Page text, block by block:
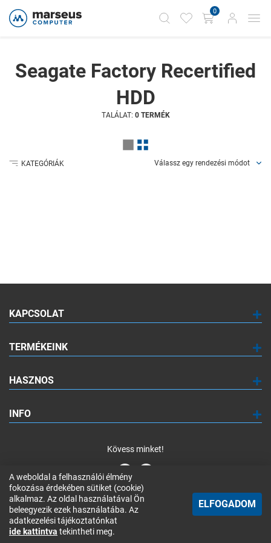
0
Seagate Factory Recertified
HDD
TALÁLAT: 0 TERMÉK
KATEGÓRIÁK Válassz egy rendezési módot
SZŰRŐK
KAPCSOLAT
TERMÉKEINK
HASZNOS
INFO
Kövess minket!
© 2024 Marseus Computer Kft.
Webfejlesztés:
A weboldal a felhasználói élmény
fokozása érdekében sütiket (cookie)
alkalmaz. Az oldal használatával Ön
beleegyezik ezek használatába. Az
adatkezelési tájékoztatónkat
ide kattintva tekintheti meg.
ELFOGADOM